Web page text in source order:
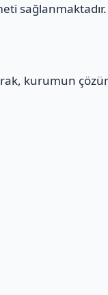
sağlanmaktadır.
kurumun